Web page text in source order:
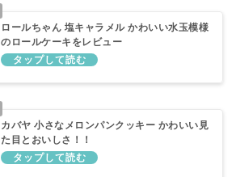
ロールちゃん 塩キャラメル かわいい水玉模様
のロールケーキをレビュー
カバヤ 小さなメロンパンクッキー かわいい見
た目とおいしさ！！